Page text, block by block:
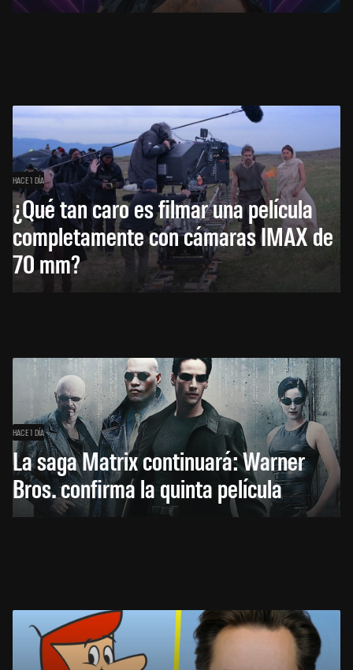
HACE 1 DÍA
¿Qué tan caro es filmar una película
completamente con cámaras IMAX de
70 mm?
HACE 1 DÍA
La saga Matrix continuará: Warner
Bros. confirma la quinta película